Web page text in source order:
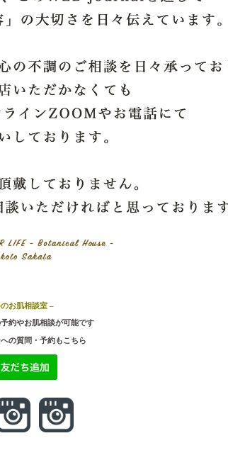
お肌相談室 –
約やお肌相談が可能です
への質問・予約もこちら